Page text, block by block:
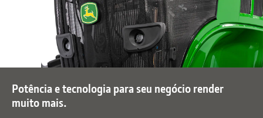
Potência e tecnologia para seu negócio render
muito mais.